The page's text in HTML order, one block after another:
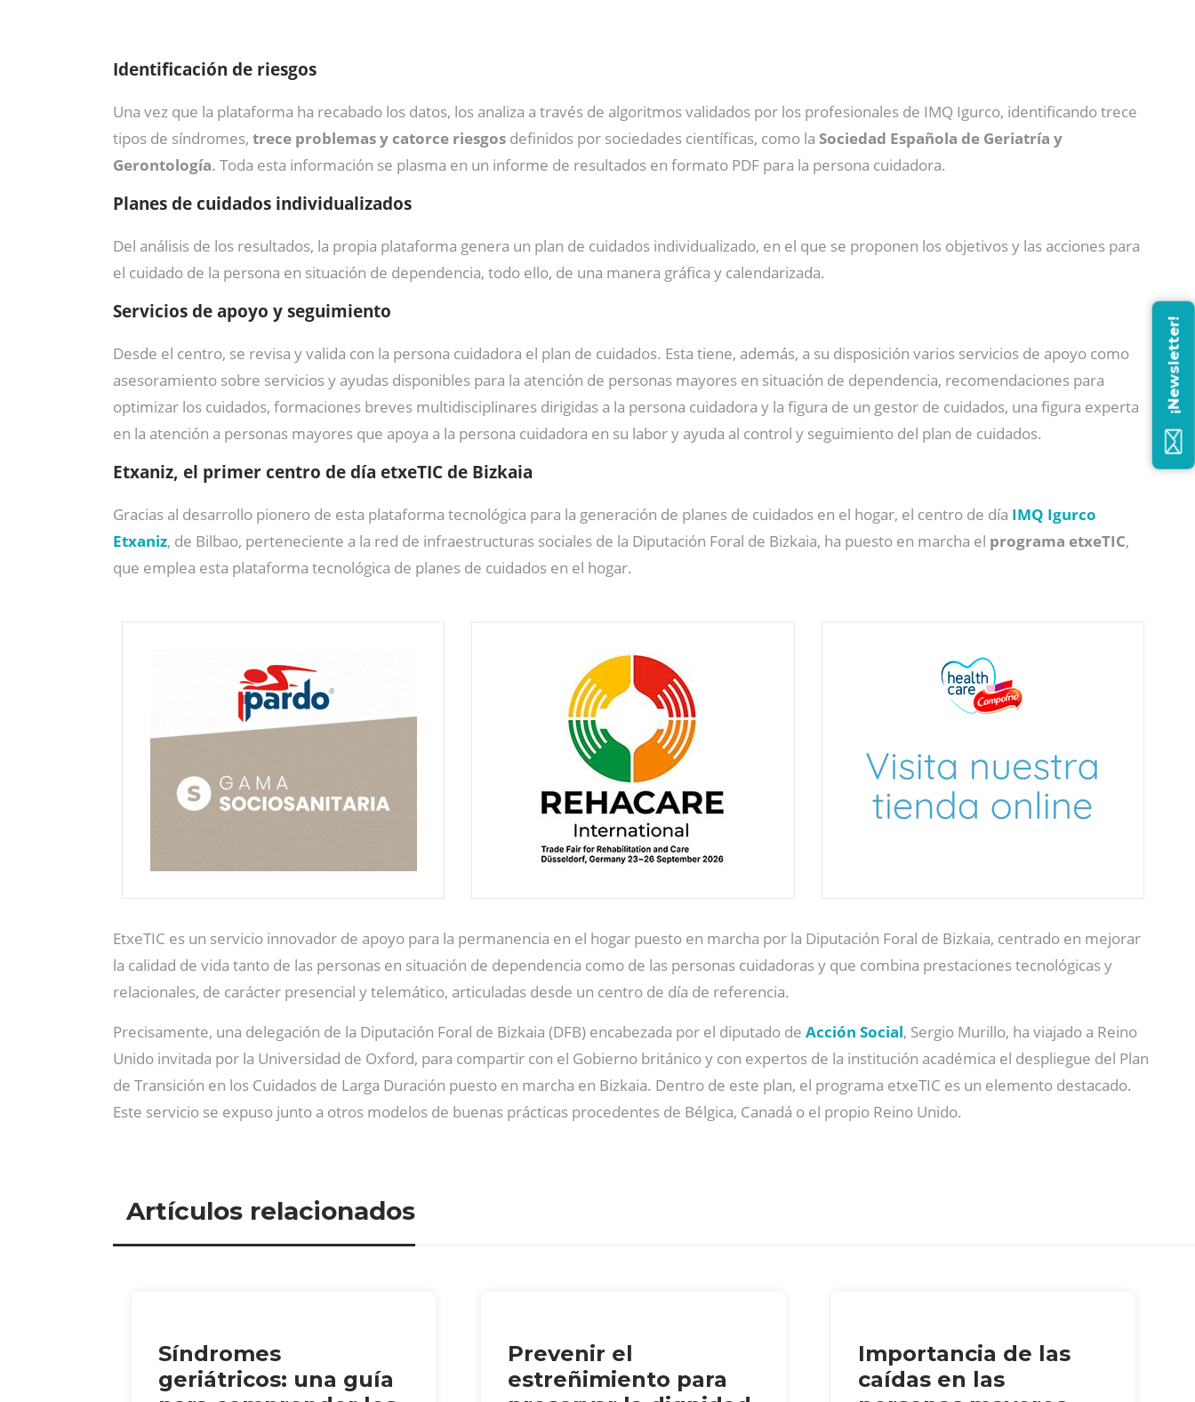
Identificación de riesgos
Una vez que la plataforma ha recabado los datos, los analiza a través de algoritmos validados por los profesionales de IMQ Igurco, identificando trece
tipos de síndromes, trece problemas y catorce riesgos definidos por sociedades científicas, como la Sociedad Española de Geriatría y
Gerontología. Toda esta información se plasma en un informe de resultados en formato PDF para la persona cuidadora.
Planes de cuidados individualizados
Del análisis de los resultados, la propia plataforma genera un plan de cuidados individualizado, en el que se proponen los objetivos y las acciones para
el cuidado de la persona en situación de dependencia, todo ello, de una manera gráfica y calendarizada.
Servicios de apoyo y seguimiento
Desde el centro, se revisa y valida con la persona cuidadora el plan de cuidados. Esta tiene, además, a su disposición varios servicios de apoyo como
asesoramiento sobre servicios y ayudas disponibles para la atención de personas mayores en situación de dependencia, recomendaciones para
optimizar los cuidados, formaciones breves multidisciplinares dirigidas a la persona cuidadora y la figura de un gestor de cuidados, una figura experta
en la atención a personas mayores que apoya a la persona cuidadora en su labor y ayuda al control y seguimiento del plan de cuidados.
Etxaniz, el primer centro de día etxeTIC de Bizkaia
Gracias al desarrollo pionero de esta plataforma tecnológica para la generación de planes de cuidados en el hogar, el centro de día IMQ Igurco
Etxaniz, de Bilbao, perteneciente a la red de infraestructuras sociales de la Diputación Foral de Bizkaia, ha puesto en marcha el programa etxeTIC,
que emplea esta plataforma tecnológica de planes de cuidados en el hogar.
EtxeTIC es un servicio innovador de apoyo para la permanencia en el hogar puesto en marcha por la Diputación Foral de Bizkaia, centrado en mejorar
la calidad de vida tanto de las personas en situación de dependencia como de las personas cuidadoras y que combina prestaciones tecnológicas y
relacionales, de carácter presencial y telemático, articuladas desde un centro de día de referencia.
Precisamente, una delegación de la Diputación Foral de Bizkaia (DFB) encabezada por el diputado de Acción Social, Sergio Murillo, ha viajado a Reino
Unido invitada por la Universidad de Oxford, para compartir con el Gobierno británico y con expertos de la institución académica el despliegue del Plan
de Transición en los Cuidados de Larga Duración puesto en marcha en Bizkaia. Dentro de este plan, el programa etxeTIC es un elemento destacado.
Este servicio se expuso junto a otros modelos de buenas prácticas procedentes de Bélgica, Canadá o el propio Reino Unido.
Artículos relacionados
Síndromes
geriátricos: una guía
Prevenir el
estreñimiento para
Importancia de las
caídas en las
¡Newsletter!